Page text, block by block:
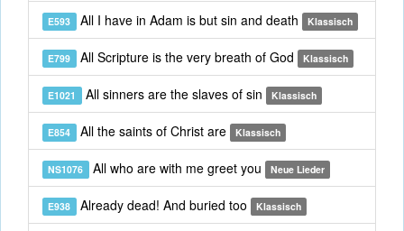
E593 All I have in Adam is but sin and death Klassisch
E799 All Scripture is the very breath of God Klassisch
E1021 All sinners are the slaves of sin Klassisch
E854 All the saints of Christ are Klassisch
NS1076 All who are with me greet you Neue Lieder
E938 Already dead! And buried too Klassisch